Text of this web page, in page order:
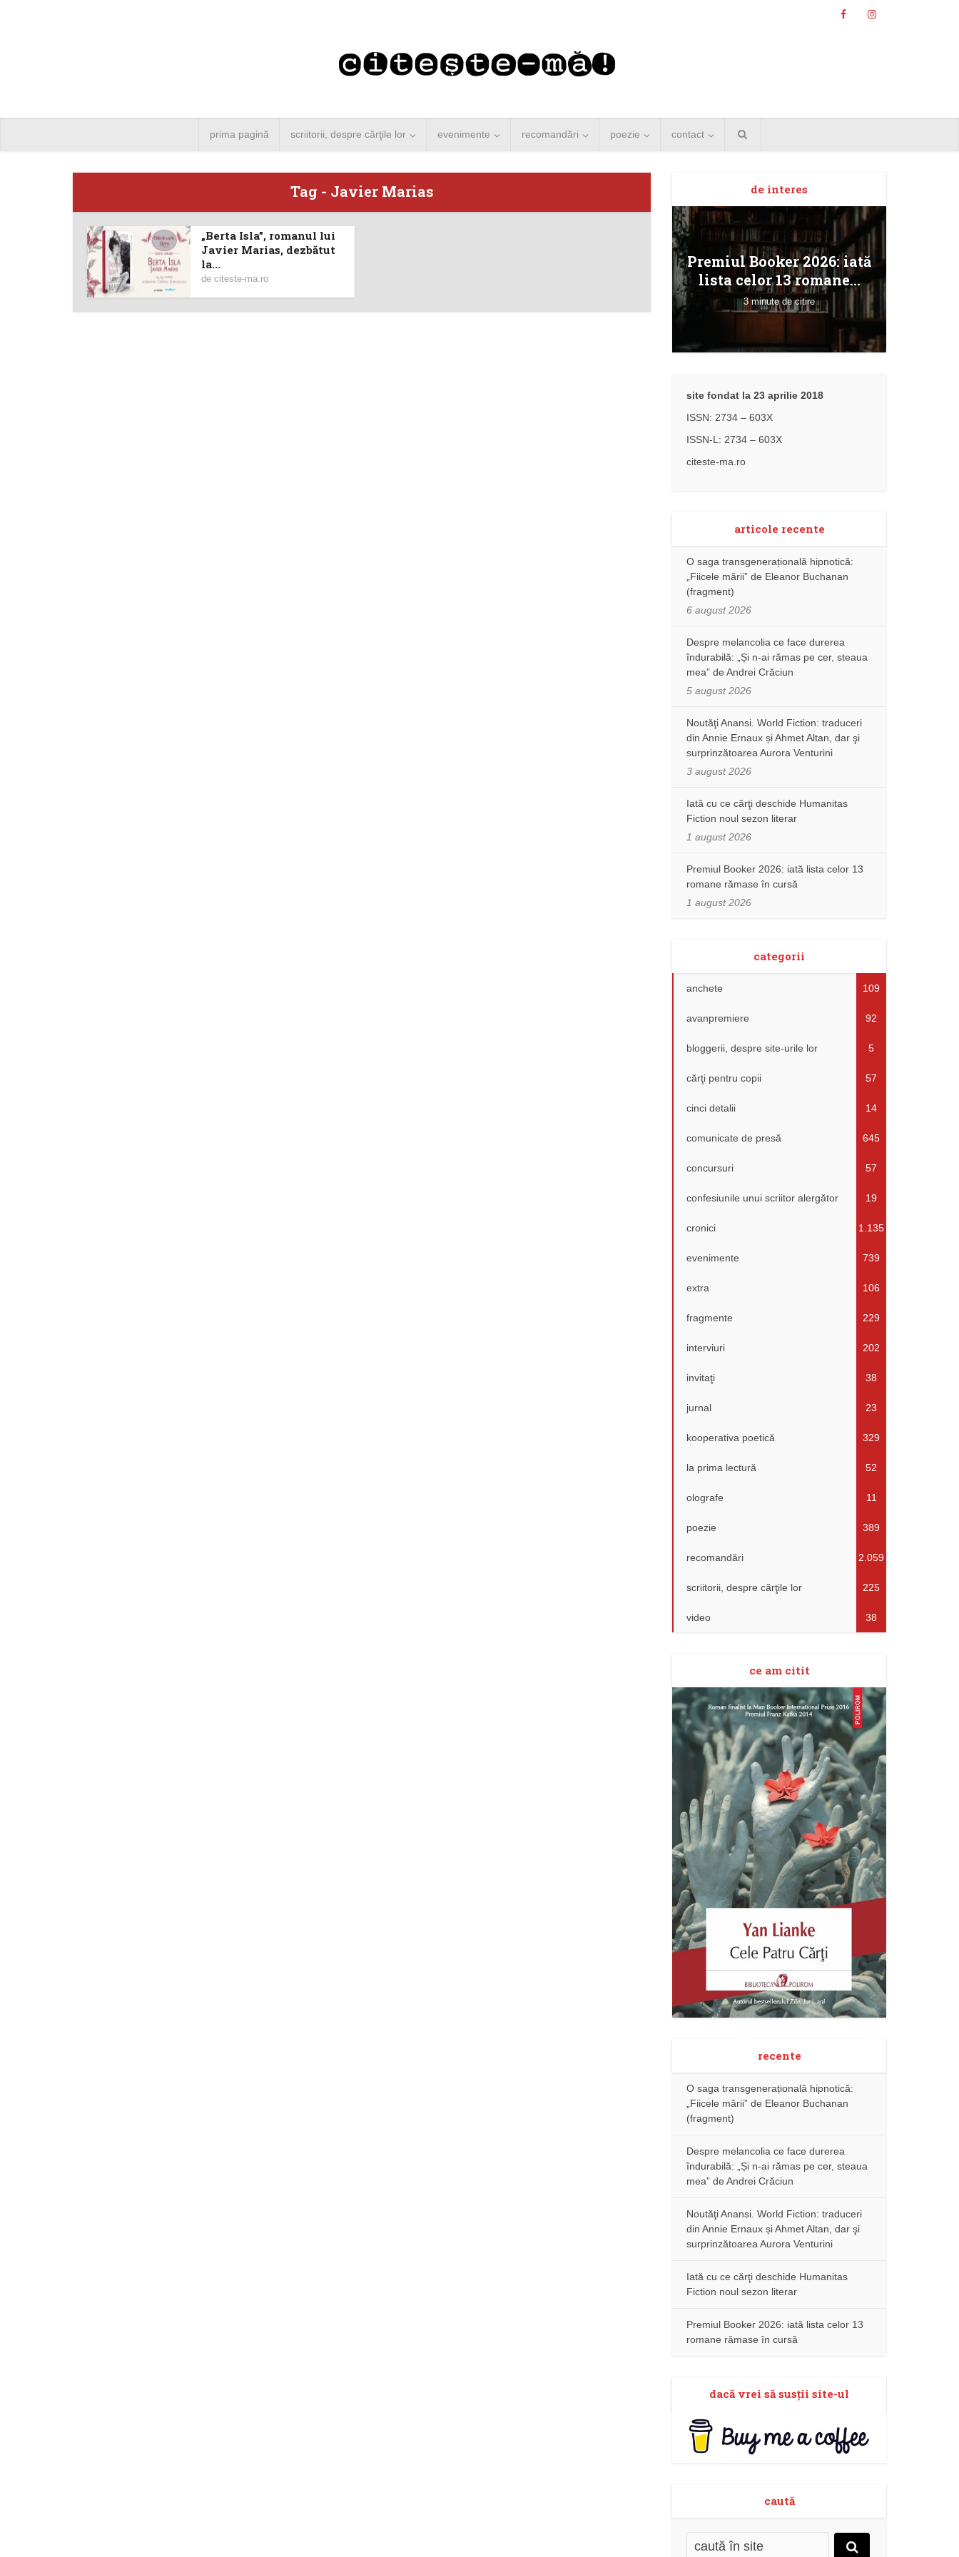
prima pagină scriitorii, despre cărţile lor evenimente recomandări poezie contact
Tag - Javier Marias
„Berta Isla”, romanul lui
Javier Marias, dezbătut
la...
de citeste-ma.ro
de interes
Angela Merkel vine la
Premiul Booker 2026: iată
lista celor 13 romane...
3 minute de citire
site fondat la 23 aprilie 2018
ISSN: 2734 – 603X
ISSN-L: 2734 – 603X
citeste-ma.ro
articole recente
O saga transgenerațională hipnotică:
„Fiicele mării” de Eleanor Buchanan
(fragment)
6 august 2026
Despre melancolia ce face durerea
îndurabilă: „Și n-ai rămas pe cer, steaua
mea” de Andrei Crăciun
5 august 2026
Noutăţi Anansi. World Fiction: traduceri
din Annie Ernaux și Ahmet Altan, dar şi
surprinzătoarea Aurora Venturini
3 august 2026
Iată cu ce cărţi deschide Humanitas
Fiction noul sezon literar
1 august 2026
Premiul Booker 2026: iată lista celor 13
romane rămase în cursă
1 august 2026
categorii
anchete 109
avanpremiere 92
bloggerii, despre site-urile lor 5
cărţi pentru copii 57
cinci detalii 14
comunicate de presă 645
concursuri 57
confesiunile unui scriitor alergător 19
cronici 1.135
evenimente 739
extra 106
fragmente 229
interviuri 202
invitaţi 38
jurnal 23
kooperativa poetică 329
la prima lectură 52
olografe 11
poezie 389
recomandări 2.059
scriitorii, despre cărţile lor 225
video 38
ce am citit
recente
O saga transgenerațională hipnotică:
„Fiicele mării” de Eleanor Buchanan
(fragment)
Despre melancolia ce face durerea
îndurabilă: „Și n-ai rămas pe cer, steaua
mea” de Andrei Crăciun
Noutăţi Anansi. World Fiction: traduceri
din Annie Ernaux și Ahmet Altan, dar şi
surprinzătoarea Aurora Venturini
Iată cu ce cărţi deschide Humanitas
Fiction noul sezon literar
Premiul Booker 2026: iată lista celor 13
romane rămase în cursă
dacă vrei să susţii site-ul
caută